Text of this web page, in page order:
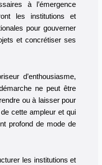
à l’émergence
les institutions et
pour gouverner
et concrétiser ses
d’enthousiasme,
ne peut être
ou à laisser pour
cette ampleur et qui
profond de mode de
les institutions et